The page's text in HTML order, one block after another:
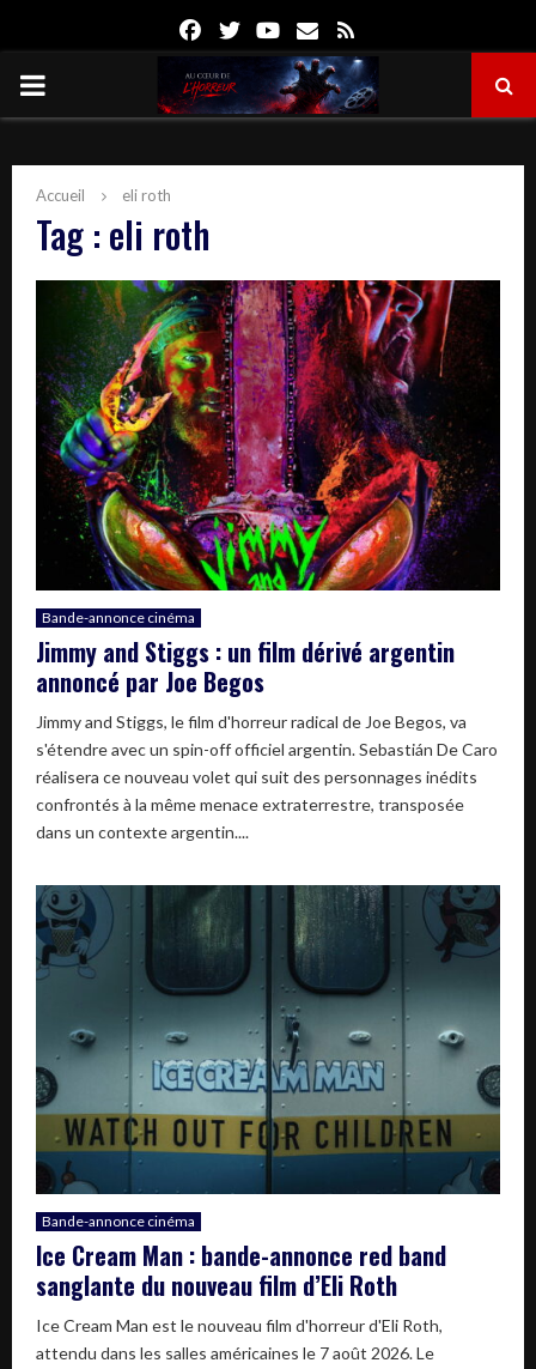
FacebookTwitterYoutube
Email
PRIMARY
Accueil eli roth
Tag : eli roth
Bande-annonce cinéma
Jimmy and Stiggs : un film dérivé argentin
annoncé par Joe Begos
Jimmy and Stiggs, le film d'horreur radical de Joe Begos, va
s'étendre avec un spin-off officiel argentin. Sebastián De Caro
réalisera ce nouveau volet qui suit des personnages inédits
confrontés à la même menace extraterrestre, transposée
dans un contexte argentin....
Bande-annonce cinéma
Ice Cream Man : bande-annonce red band
sanglante du nouveau film d’Eli Roth
Ice Cream Man est le nouveau film d'horreur d'Eli Roth,
attendu dans les salles américaines le 7 août 2026. Le